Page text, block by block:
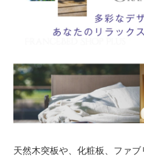
天然木突板や、化粧板、ファ